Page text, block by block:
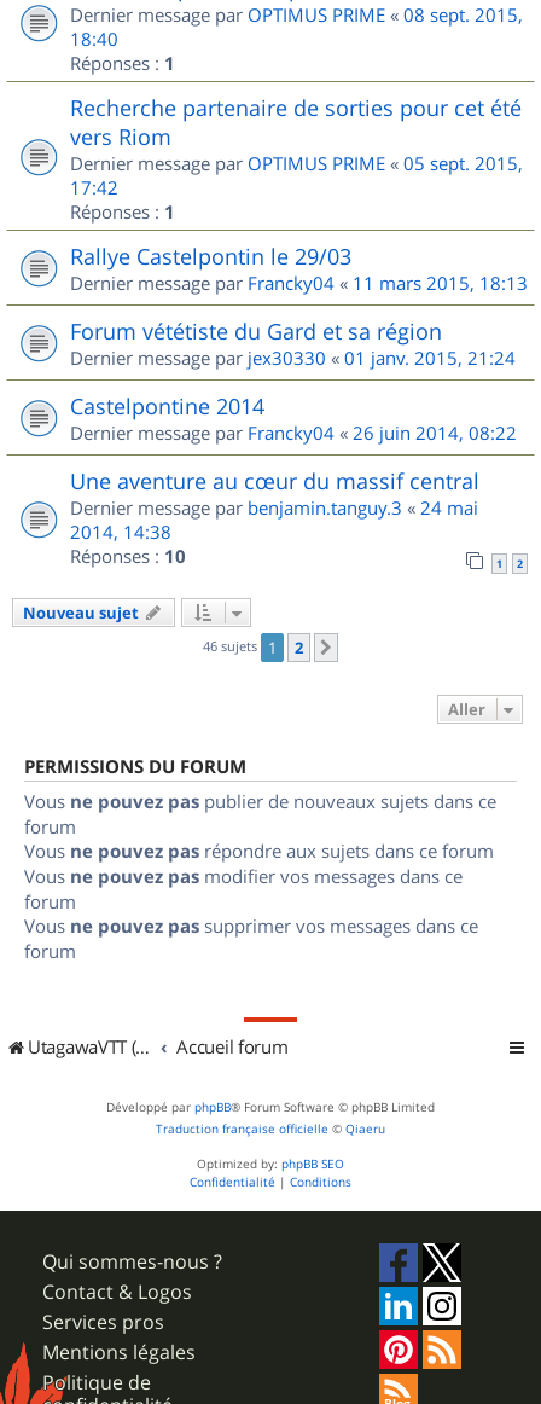
Dernier message par OPTIMUS PRIME « 08 sept. 2015,
18:40
Réponses : 1
Recherche partenaire de sorties pour cet été
vers Riom
Dernier message par OPTIMUS PRIME « 05 sept. 2015,
17:42
Réponses : 1
Rallye Castelpontin le 29/03
Dernier message par Francky04 « 11 mars 2015, 18:13
Forum vététiste du Gard et sa région
Dernier message par jex30330 « 01 janv. 2015, 21:24
Castelpontine 2014
Dernier message par Francky04 « 26 juin 2014, 08:22
Une aventure au cœur du massif central
Dernier message par benjamin.tanguy.3 « 24 mai
2014, 14:38
Réponses : 10 1 2
Nouveau sujet
46 sujets 1 2
Aller
PERMISSIONS DU FORUM
Vous ne pouvez pas publier de nouveaux sujets dans ce
forum
Vous ne pouvez pas répondre aux sujets dans ce forum
Vous ne pouvez pas modifier vos messages dans ce
forum
Vous ne pouvez pas supprimer vos messages dans ce
forum
UtagawaVTT (Randos VTT et VTTAE avec traces GPS) Accueil forum
Développé par phpBB® Forum Software © phpBB Limited
Traduction française officielle © Qiaeru
Optimized by: phpBB SEO
Confidentialité | Conditions
Qui sommes-nous ?
Contact & Logos
Services pros
Mentions légales
Politique de